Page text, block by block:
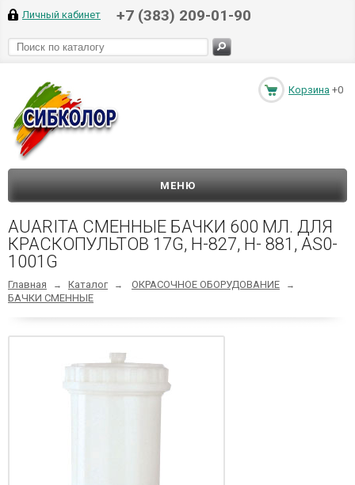
Личный кабинет +7 (383) 209-01-90
Корзина +0
МЕНЮ
AUARITA СМЕННЫЕ БАЧКИ 600 МЛ. ДЛЯ
КРАСКОПУЛЬТОВ 17G, H-827, H- 881, AS0-
1001G
Главная → Каталог → ОКРАСОЧНОЕ ОБОРУДОВАНИЕ →
БАЧКИ СМЕННЫЕ